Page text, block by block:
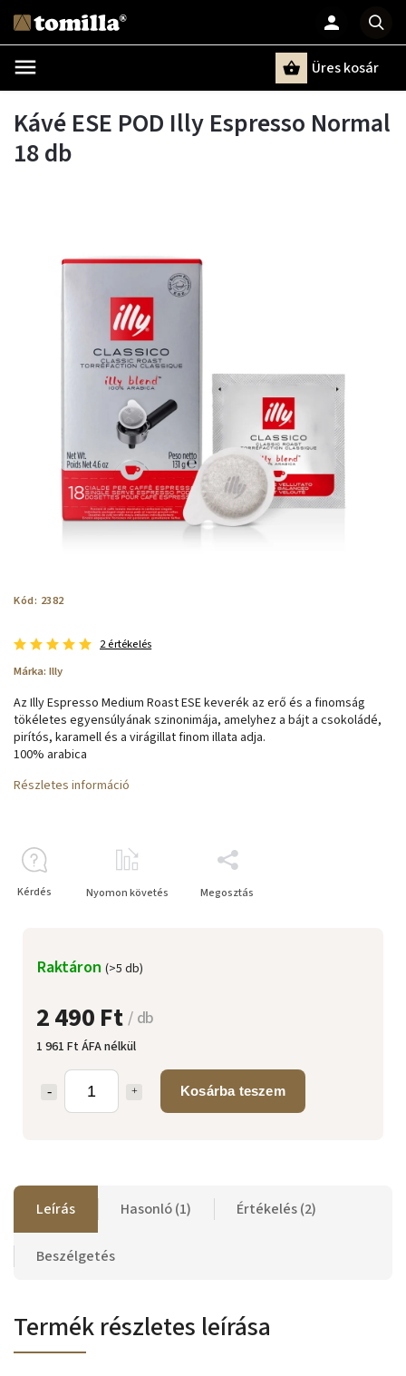
Üres kosár
Kávé ESE POD Illy Espresso Normal
18 db
Kód: 2382
2 értékelés
Márka: Illy
2 490 Ft/ db
1 961 Ft ÁFA nélkül
Kosárba teszem
Raktáron (>5 db)
Az Illy Espresso Medium Roast ESE keverék az erő és a finomság
tökéletes egyensúlyának szinonimája, amelyhez a bájt a csokoládé,
pirítós, karamell és a virágillat finom illata adja.
100% arabica
Részletes információ
Kérdés Nyomon követés Megosztás
Leírás Hasonló (1) Értékelés (2)
Beszélgetés
Termék részletes leírása